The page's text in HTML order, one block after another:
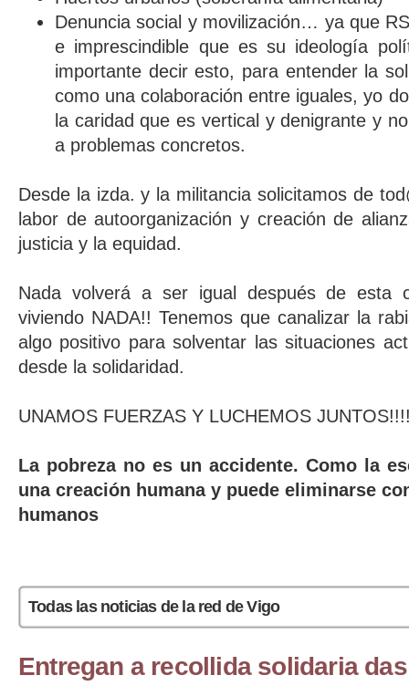
Denuncia social y movilización… ya que
e imprescindible que es su ideología
importante decir esto, para entender la
como una colaboración entre iguales, yo
la caridad que es vertical y denigrante y
a problemas concretos.
Desde la izda. y la militancia solicitamos de
labor de autoorganización y creación de
justicia y la equidad.
Nada volverá a ser igual después de esta
viviendo NADA!! Tenemos que canalizar la
algo positivo para solventar las situaciones
desde la solidaridad.
UNAMOS FUERZAS Y LUCHEMOS
La pobreza no es un accidente. Como la
una creación humana y puede eliminarse
humanos
Todas las noticias de la red de Vigo
Entregan a recollida solidaria
Páginas